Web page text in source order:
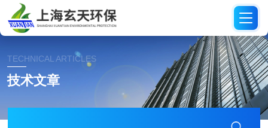
TECHNICAL ARTICLES
技术文章